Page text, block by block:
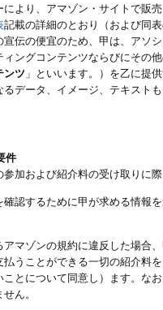
より、アマゾン・サイトで販
記載の詳細のとおり（および同
伝の便宜のため、甲は、アソ
ングコンテンツならびにその
ンツ 」といいます。）を乙に提
るデータ、イメージ、テキス
件
加および紹介料の受け取りに
認するために甲が求める情報
マゾンの規約に違反した場合
うことができる一切の紹介料
とについて同意し）ます。な
ん。